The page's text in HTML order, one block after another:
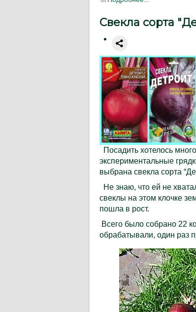
Свекла сорта
Посадить хотелось
экспериментальные
выбрана свекла сорта
Не знаю, что ей не
свеклы на этом клочке
пошла в рост.
Всего было собрано 22
обрабатывали, один раз